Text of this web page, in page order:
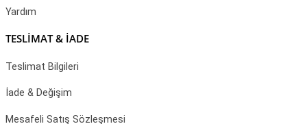
Yardım
TESLİMAT & İADE
Teslimat Bilgileri
İade & Değişim
Mesafeli Satış Sözleşmesi